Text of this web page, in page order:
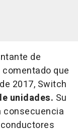
de
que
2017, Switch
unidades. Su
consecuencia